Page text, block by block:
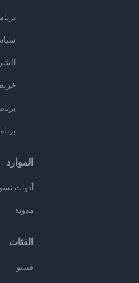
الموارد
أدوات
مدونة
الفئات
فيديو